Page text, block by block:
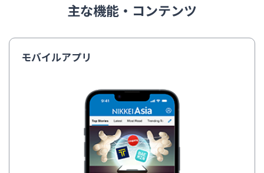
主な機能・コンテンツ
モバイルアプリ